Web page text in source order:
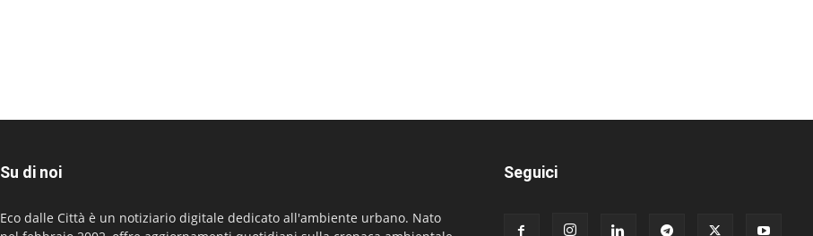
Su di noi
Eco dalle Città è un notiziario digitale dedicato all'ambiente urbano. Nato
Seguici